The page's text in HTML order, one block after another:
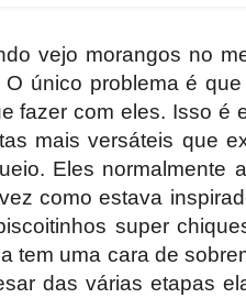
vejo morangos no
O único problema é
fazer com eles. Isso é
mais versáteis que
Eles normalmente
como estava
super
tem uma cara de
das várias etapas